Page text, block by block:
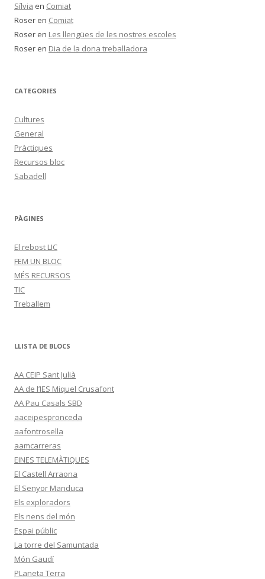
Sílvia en Comiat
Roser en Comiat
Roser en Les llengües de les nostres escoles
Roser en Dia de la dona treballadora
CATEGORIES
Cultures
General
Pràctiques
Recursos bloc
Sabadell
PÀGINES
El rebost LIC
FEM UN BLOC
MÉS RECURSOS
TIC
Treballem
LLISTA DE BLOCS
AA CEIP Sant Julià
AA de l’IES Miquel Crusafont
AA Pau Casals SBD
aaceipespronceda
aafontrosella
aamcarreras
EINES TELEMÀTIQUES
El Castell Arraona
El Senyor Manduca
Els exploradors
Els nens del món
Espai públic
La torre del Samuntada
Món Gaudí
PLaneta Terra